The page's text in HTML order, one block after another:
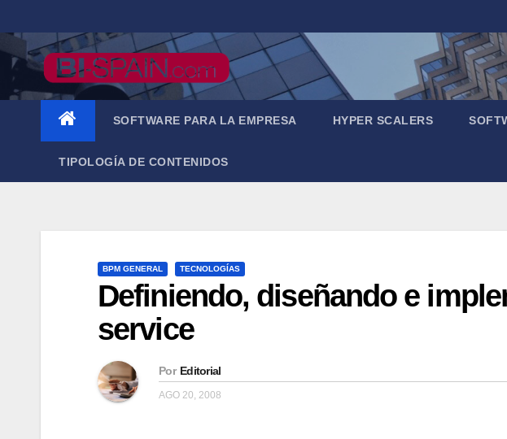
al
contenido
SOFTWARE PARA LA EMPRESA HYPER SCALERS
TIPOLOGÍA DE CONTENIDOS
BPM GENERAL TECNOLOGÍAS
Definiendo, diseñando e
service
Por Editorial
AGO 20, 2008